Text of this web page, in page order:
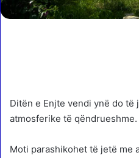
Ditën e Enjte vendi ynë do
atmosferike të qëndrueshme.
Moti parashikohet të jetë me